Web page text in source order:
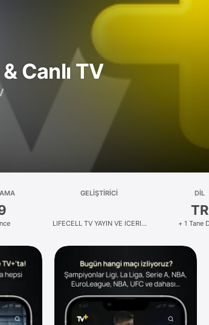
Canlı TV
GELIŞTIRICI
LIFECELL TV YAYIN VE ICERIK
DIL
TR
+ 1 Tane